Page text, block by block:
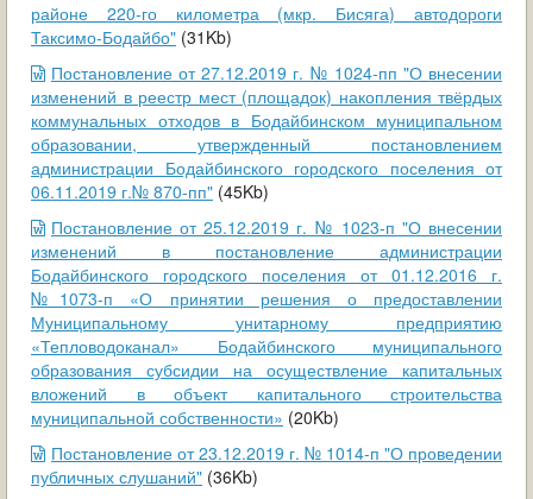
районе 220-го километра (мкр. Бисяга) автодороги
Таксимо-Бодайбо" (31Kb)
Постановление от 27.12.2019 г. № 1024-пп "О внесении
изменений в реестр мест (площадок) накопления твёрдых
коммунальных отходов в Бодайбинском муниципальном
образовании, утвержденный постановлением
администрации Бодайбинского городского поселения от
06.11.2019 г.№ 870-пп" (45Kb)
Постановление от 25.12.2019 г. № 1023-п "О внесении
изменений в постановление администрации
Бодайбинского городского поселения от 01.12.2016 г.
№1073-п «О принятии решения о предоставлении
Муниципальному унитарному предприятию
«Тепловодоканал» Бодайбинского муниципального
образования субсидии на осуществление капитальных
вложений в объект капитального строительства
муниципальной собственности» (20Kb)
Постановление от 23.12.2019 г. № 1014-п "О проведении
публичных слушаний" (36Kb)